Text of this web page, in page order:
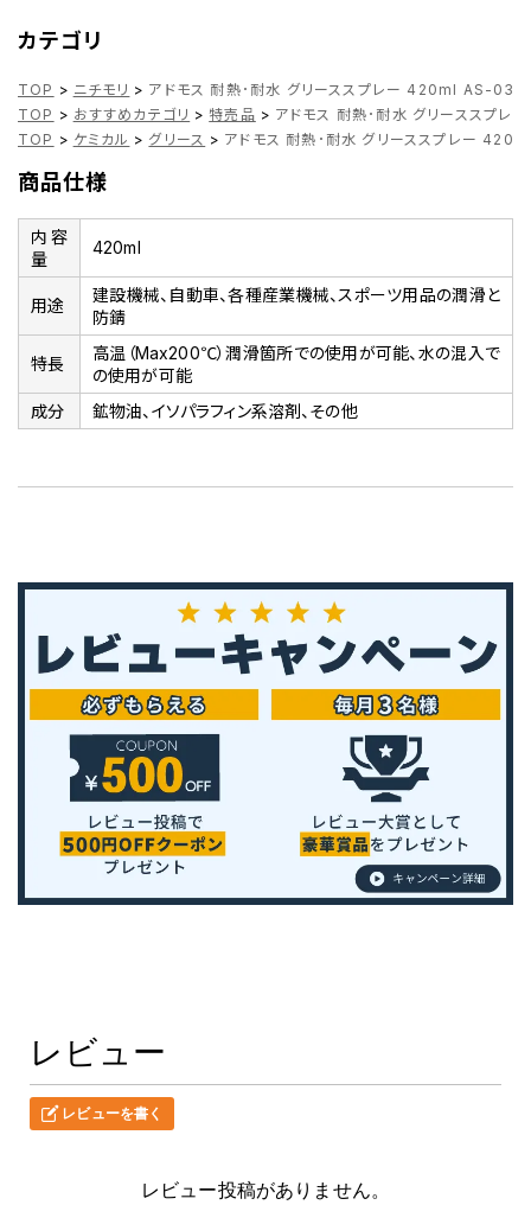
カテゴリ
TOP > ニチモリ > アドモス 耐熱･耐水 グリーススプレー 420ml AS-03
TOP > おすすめカテゴリ > 特売品 > アドモス 耐熱･耐水 グリーススプ
TOP > ケミカル > グリース > アドモス 耐熱･耐水 グリーススプレー
商品仕様
内容
量
420ml
用途
建設機械、自動車、各種産業機械、スポーツ用品の潤滑と
防錆
特長
高温（Max200℃）潤滑箇所での使用が可能、水の混入で
の使用が可能
成分
鉱物油、イソパラフィン系溶剤、その他
レビュー
レビューを書く
レビュー投稿がありません。